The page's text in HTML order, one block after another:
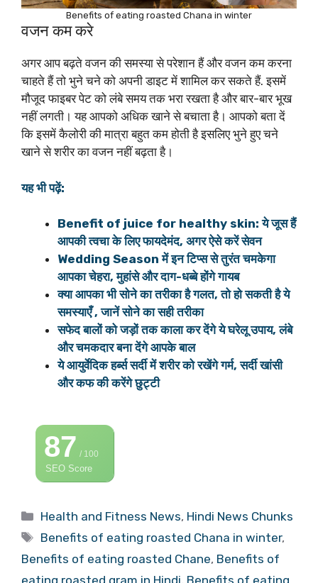
Benefits of eating roasted Chana in winter
वजन कम करे
अगर आप बढ़ते वजन की समस्या से परेशान हैं और वजन कम करना
चाहते हैं तो भुने चने को अपनी डाइट में शामिल कर सकते हैं. इसमें
मौजूद फाइबर पेट को लंबे समय तक भरा रखता है और बार-बार भूख
नहीं लगती। यह आपको अधिक खाने से बचाता है। आपको बता दें
कि इसमें कैलोरी की मात्रा बहुत कम होती है इसलिए भुने हुए चने
खाने से शरीर का वजन नहीं बढ़ता है।
यह भी पढ़ें:
Benefit of juice for healthy skin: ये जूस हैं
आपकी त्वचा के लिए फायदेमंद, अगर ऐसे करें सेवन
Wedding Season में इन टिप्स से तुरंत चमकेगा
आपका चेहरा, मुहांसे और दाग-धब्बे होंगे गायब
क्या आपका भी सोने का तरीका है गलत, तो हो सकती है ये
समस्याएँ , जानें सोने का सही तरीका
सफेद बालों को जड़ों तक काला कर देंगे ये घरेलू उपाय, लंबे
और चमकदार बना देंगे आपके बाल
ये आयुर्वेदिक हर्ब्स सर्दी में शरीर को रखेंगे गर्म, सर्दी खांसी
और ​कफ की करेंगे छुट्टी
87/ 100
SEO Score
Categories
Health and Fitness News, Hindi News Chunks
Tags
Benefits of eating roasted Chana in winter,
Benefits of eating roasted Chane, Benefits of
eating roasted gram in Hindi, Benefits of eating